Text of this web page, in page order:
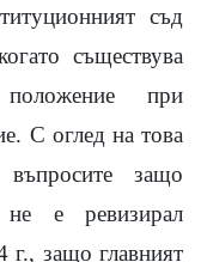
съд
съществува
положение при
С оглед на това
защо
не е ревизирал
г., защо главният